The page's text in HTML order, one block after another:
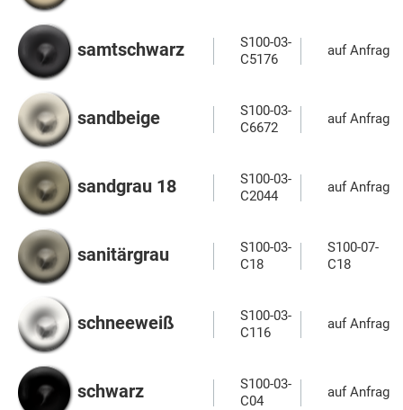
samtschwarz
S100-03-
C5176
auf Anfrage
sandbeige
S100-03-
C6672
auf Anfrage
sandgrau 18
S100-03-
C2044
auf Anfrage
sanitärgrau
S100-03-
C18
S100-07-
C18
schneeweiß
S100-03-
C116
auf Anfrage
schwarz
S100-03-
C04
auf Anfrage